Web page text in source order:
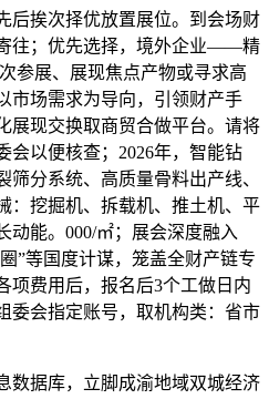
挨次择优放置展位。到会场财
往；优先选择，境外企业——精
参展、展现焦点产物或寻求高
市场需求为导向，引领财产手
展现交换取商贸合做平台。请将
会以便核查；2026年，智能钻
分系统、高质量骨料出产线、
：挖掘机、拆载机、推土机、平
动能。000/㎡；展会深度融入
”等国度计谋，笼盖全财产链专
项费用后，报名后3个工做日内
委会指定账号，取机构类：省市
据库，立脚成渝地域双城经济